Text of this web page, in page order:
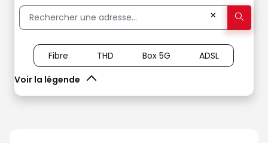
✕
Voir la légende
Fibre THD Box 5G ADSL